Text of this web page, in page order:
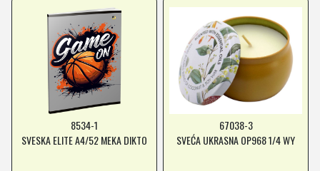
8534-1
SVESKA ELITE A4/52 MEKA DIKTO
67038-3
SVEĆA UKRASNA OP968 1/4 WY